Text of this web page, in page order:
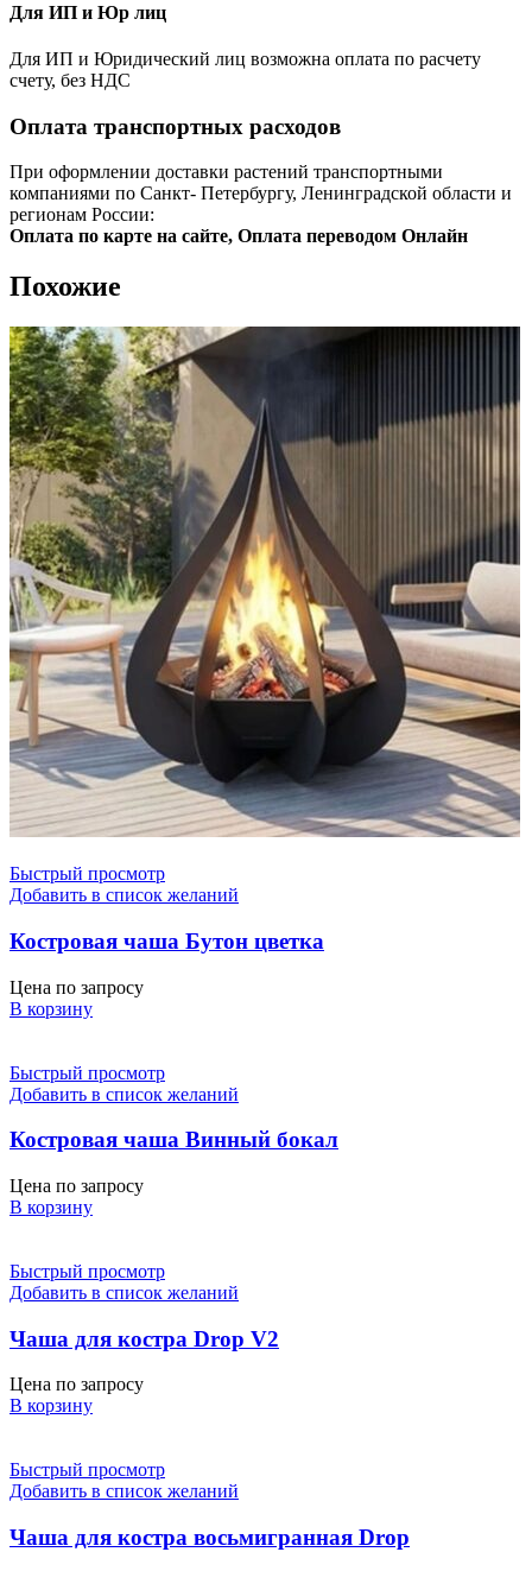
Для ИП и Юр лиц
Для ИП и Юридический лиц возможна оплата по расчету
счету, без НДС
Оплата транспортных расходов
При оформлении доставки растений транспортными
компаниями по Санкт- Петербургу, Ленинградской области и
регионам России:
Оплата по карте на сайте, Оплата переводом Онлайн
Похожие
Быстрый просмотр
Добавить в список желаний
Костровая чаша Бутон цветка
Цена по запросу
В корзину
Быстрый просмотр
Добавить в список желаний
Костровая чаша Винный бокал
Цена по запросу
В корзину
Быстрый просмотр
Добавить в список желаний
Чаша для костра Drop V2
Цена по запросу
В корзину
Быстрый просмотр
Добавить в список желаний
Чаша для костра восьмигранная Drop